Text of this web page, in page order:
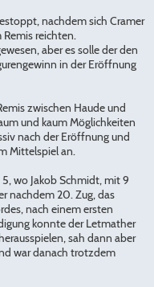
nachdem sich Cramer
reichten.
aber es solle der den
in der Eröffnung
zwischen Haude und
und kaum Möglichkeiten
nach der Eröffnung und
Mittelspiel an.
wo Jakob Schmidt, mit 9
nachdem 20. Zug, das
nach einem ersten
konnte der Letmather
sah dann aber
war danach trotzdem